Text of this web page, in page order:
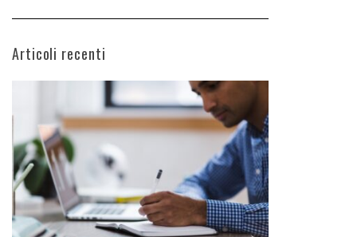
Articoli recenti